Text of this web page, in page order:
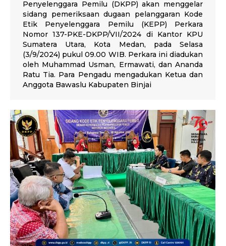
Penyelenggara Pemilu (DKPP) akan menggelar
sidang pemeriksaan dugaan pelanggaran Kode
Etik Penyelenggara Pemilu (KEPP) Perkara
Nomor 137-PKE-DKPP/VII/2024 di Kantor KPU
Sumatera Utara, Kota Medan, pada Selasa
(3/9/2024) pukul 09.00 WIB. Perkara ini diadukan
oleh Muhammad Usman, Ermawati, dan Ananda
Ratu Tia. Para Pengadu mengadukan Ketua dan
Anggota Bawaslu Kabupaten Binjai